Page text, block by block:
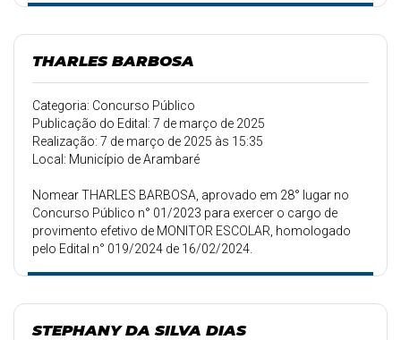
THARLES BARBOSA
Categoria: Concurso Público
Publicação do Edital: 7 de março de 2025
Realização: 7 de março de 2025 às 15:35
Local: Município de Arambaré
Nomear THARLES BARBOSA, aprovado em 28° lugar no
Concurso Público n° 01/2023 para exercer o cargo de
provimento efetivo de MONITOR ESCOLAR, homologado
pelo Edital n° 019/2024 de 16/02/2024.
STEPHANY DA SILVA DIAS